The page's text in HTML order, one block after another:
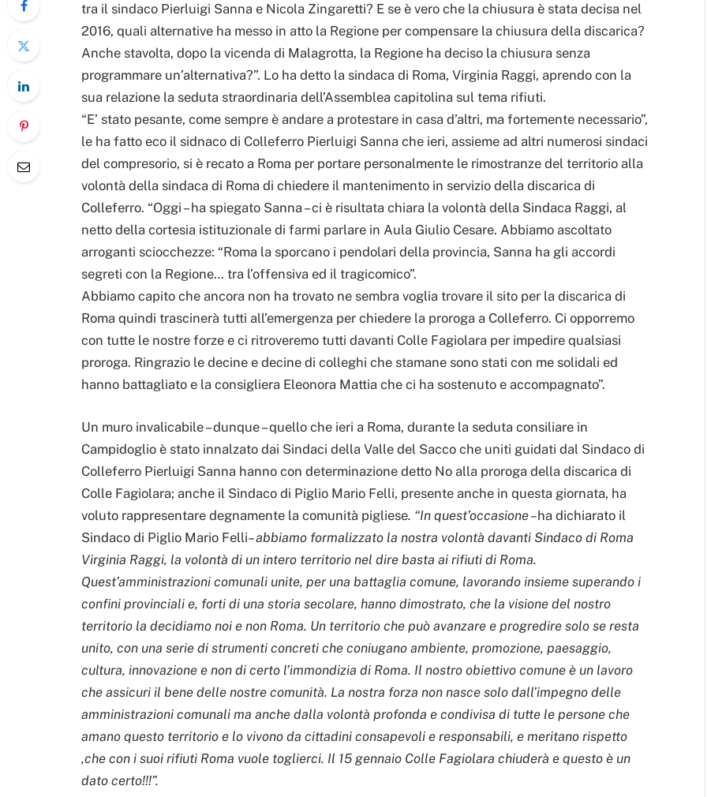
tra il sindaco Pierluigi Sanna e Nicola Zingaretti? E se è vero che la chiusura è stata decisa nel
2016, quali alternative ha messo in atto la Regione per compensare la chiusura della discarica?
Anche stavolta, dopo la vicenda di Malagrotta, la Regione ha deciso la chiusura senza
programmare un’alternativa?”. Lo ha detto la sindaca di Roma, Virginia Raggi, aprendo con la
sua relazione la seduta straordinaria dell’Assemblea capitolina sul tema rifiuti.
“E’ stato pesante, come sempre è andare a protestare in casa d’altri, ma fortemente necessario”,
le ha fatto eco il sidnaco di Colleferro Pierluigi Sanna che ieri, assieme ad altri numerosi sindaci
del compresorio, si è recato a Roma per portare personalmente le rimostranze del territorio alla
volontà della sindaca di Roma di chiedere il mantenimento in servizio della discarica di
Colleferro. “Oggi – ha spiegato Sanna – ci è risultata chiara la volontà della Sindaca Raggi, al
netto della cortesia istituzionale di farmi parlare in Aula Giulio Cesare. Abbiamo ascoltato
arroganti sciocchezze: “Roma la sporcano i pendolari della provincia, Sanna ha gli accordi
segreti con la Regione… tra l’offensiva ed il tragicomico”.
Abbiamo capito che ancora non ha trovato ne sembra voglia trovare il sito per la discarica di
Roma quindi trascinerà tutti all’emergenza per chiedere la proroga a Colleferro. Ci opporremo
con tutte le nostre forze e ci ritroveremo tutti davanti Colle Fagiolara per impedire qualsiasi
proroga. Ringrazio le decine e decine di colleghi che stamane sono stati con me solidali ed
hanno battagliato e la consigliera Eleonora Mattia che ci ha sostenuto e accompagnato”.
Un muro invalicabile – dunque – quello che ieri a Roma, durante la seduta consiliare in
Campidoglio è stato innalzato dai Sindaci della Valle del Sacco che uniti guidati dal Sindaco di
Colleferro Pierluigi Sanna hanno con determinazione detto No alla proroga della discarica di
Colle Fagiolara; anche il Sindaco di Piglio Mario Felli, presente anche in questa giornata, ha
voluto rappresentare degnamente la comunità pigliese. “In quest’occasione –ha dichiarato il
Sindaco di Piglio Mario Felli– abbiamo formalizzato la nostra volontà davanti Sindaco di Roma
Virginia Raggi, la volontà di un intero territorio nel dire basta ai rifiuti di Roma.
Quest’amministrazioni comunali unite, per una battaglia comune, lavorando insieme superando i
confini provinciali e, forti di una storia secolare, hanno dimostrato, che la visione del nostro
territorio la decidiamo noi e non Roma. Un territorio che può avanzare e progredire solo se resta
unito, con una serie di strumenti concreti che coniugano ambiente, promozione, paesaggio,
cultura, innovazione e non di certo l’immondizia di Roma. Il nostro obiettivo comune è un lavoro
che assicuri il bene delle nostre comunità. La nostra forza non nasce solo dall’impegno delle
amministrazioni comunali ma anche dalla volontà profonda e condivisa di tutte le persone che
amano questo territorio e lo vivono da cittadini consapevoli e responsabili, e meritano rispetto
,che con i suoi rifiuti Roma vuole toglierci. Il 15 gennaio Colle Fagiolara chiuderà e questo è un
dato certo!!!”.